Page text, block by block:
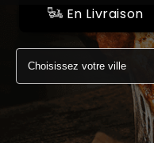
VOS AVIS
MENTIONS LÉGALES
C.G.V
En Livraison